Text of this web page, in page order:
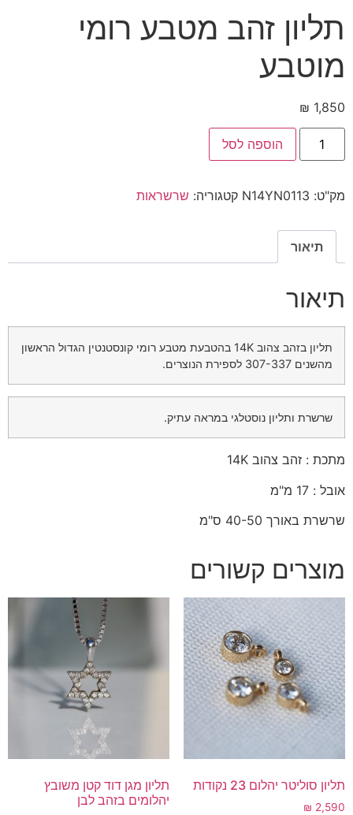
תליון זהב מטבע רומי
מוטבע
₪ 1,850
הוספה לסל
מק"ט: N14YN0113 קטגוריה: שרשראות
תיאור
תיאור
תליון בזהב צהוב 14K בהטבעת מטבע רומי קונסטנטין הגדול הראשון
מהשנים 307-337 לספירת הנוצרים.
שרשרת ותליון נוסטלגי במראה עתיק.
מתכת : זהב צהוב 14K
אובל : 17 מ"מ
שרשרת באורך 40-50 ס"מ
מוצרים קשורים
תליון סוליטר יהלום 23 נקודות
₪ 2,590
תליון מגן דוד קטן משובץ
יהלומים בזהב לבן